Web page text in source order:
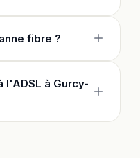
fibre ?
l'ADSL à Gurcy-